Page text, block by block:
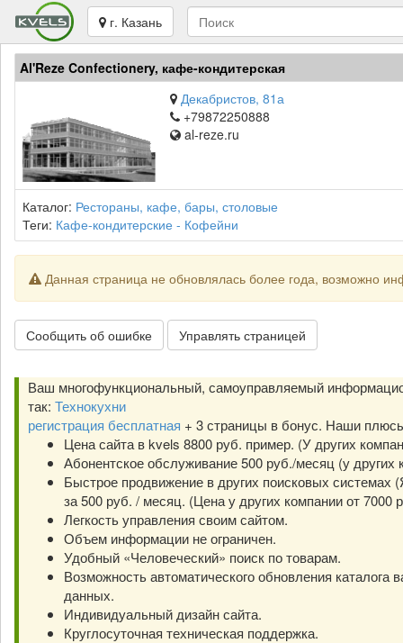
г. Казань
Al'Reze Confectionery, кафе-кондитерская
Декабристов, 81а
+79872250888
al-reze.ru
Каталог: Рестораны, кафе, бары, столовые
Теги: Кафе-кондитерские - Кофейни
Данная страница не обновлялась более года, возможно
Сообщить об ошибке Управлять страницей
Ваш многофункциональный, самоуправляемый
так: Технокухни
регистрация бесплатная + 3 страницы в бонус. Наши
Цена сайта в kvels 8800 руб. пример. (У других
Абонентское обслуживание 500 руб./месяц (у других
Быстрое продвижение в других поисковых системах
за 500 руб. / месяц. (Цена у других компании от 7000
Легкость управления своим сайтом.
Объем информации не ограничен.
Удобный «Человеческий» поиск по товарам.
Возможность автоматического обновления каталога
данных.
Индивидуальный дизайн сайта.
Круглосуточная техническая поддержка.